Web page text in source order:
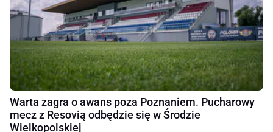
Warta zagra o awans poza Poznaniem. Pucharowy
mecz z Resovią odbędzie się w Środzie
Wielkopolskiej